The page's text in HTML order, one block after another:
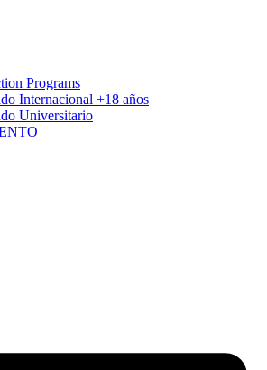
Programs
Internacional +18 años
Universitario